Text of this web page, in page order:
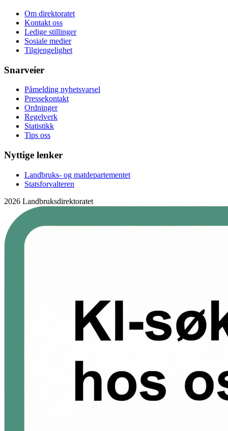
Om direktoratet
Kontakt oss
Ledige stillinger
Sosiale medier
Tilgjengelighet
Snarveier
Påmelding nyhetsvarsel
Pressekontakt
Ordninger
Regelverk
Statistikk
Tips oss
Nyttige lenker
Landbruks- og matdepartementet
Statsforvalteren
2026 Landbruksdirektoratet